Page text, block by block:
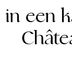
in een